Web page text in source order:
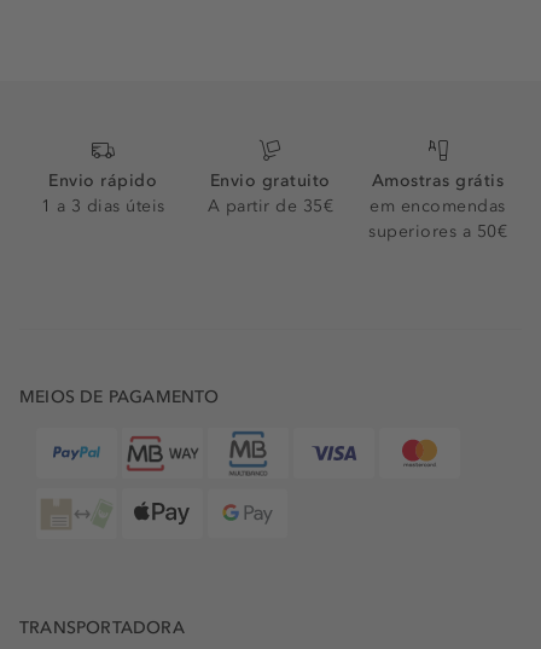
Envio rápido
1 a 3 dias úteis
Envio gratuito
A partir de 35€
Amostras grátis
em encomendas
superiores a 50€
MEIOS DE PAGAMENTO
TRANSPORTADORA